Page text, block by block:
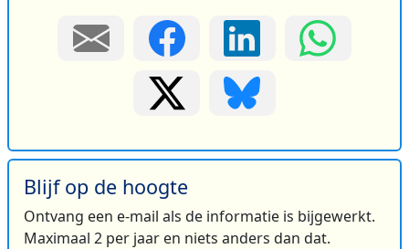
Blijf op de hoogte
Ontvang een e-mail als de informatie is bijgewerkt.
Maximaal 2 per jaar en niets anders dan dat.